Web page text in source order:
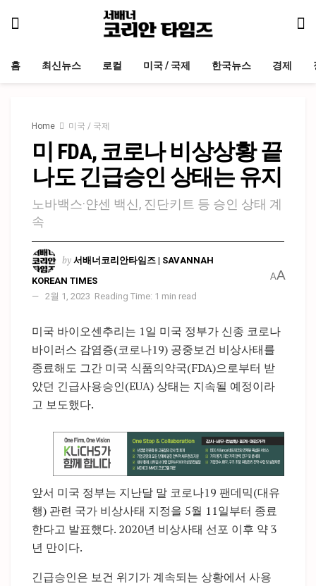
홈 최신뉴스 로컬 미국 / 국제 한국뉴스 경제
Home 미국 / 국제
미 FDA, 코로나 비상상황 끝
나도 긴급승인 상태는 유지
노바백스·얀센 백신, 진단키트 등 승인 상태 계
속
by 서배너코리안타임즈 | SAVANNAH
KOREAN TIMES
2월 1, 2023 Reading Time: 1 min read
AA
미국 바이오센추리는 1일 미국 정부가 신종 코로나
바이러스 감염증(코로나19) 공중보건 비상사태를
종료해도 그간 미국 식품의약국(FDA)으로부터 받
았던 긴급사용승인(EUA) 상태는 지속될 예정이라
고 보도했다.
앞서 미국 정부는 지난달 말 코로나19 팬데믹(대유
행) 관련 국가 비상사태 지정을 5월 11일부터 종료
한다고 발표했다. 2020년 비상사태 선포 이후 약 3
년 만이다.
긴급승인은 보건 위기가 계속되는 상황에서 사용